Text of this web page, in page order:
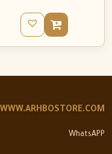
WWW.ARHBOSTORE.COM
WhatsAPP